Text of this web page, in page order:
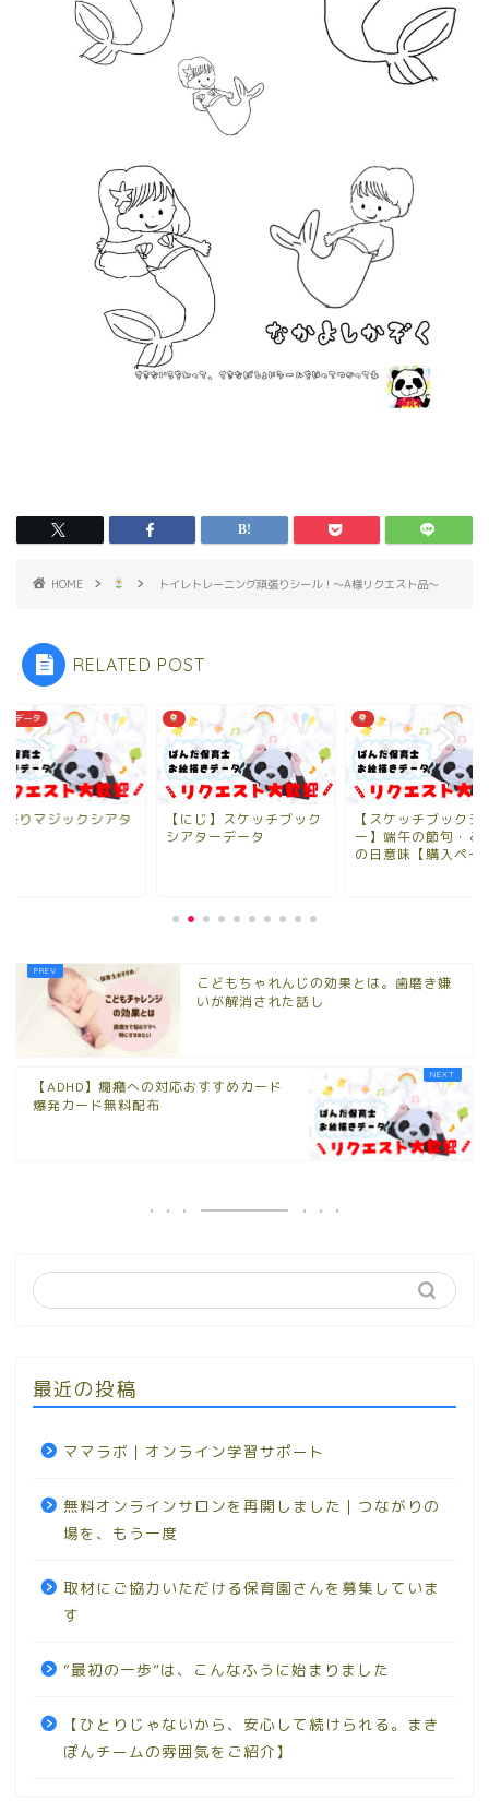
HOME トイレトレーニング頑張りシール！～A様リクエスト品～
RELATED POST
トデータ
祭りマジックシアタ
【にじ】スケッチブック
シアターデータ
【スケッチブックシ
ー】端午の節句・こ
の日意味【購入ペー
こどもちゃれんじの効果とは。歯磨き嫌
いが解消された話し
【ADHD】癇癪への対応おすすめカード
爆発カード無料配布
最近の投稿
ママラボ｜オンライン学習サポート
無料オンラインサロンを再開しました｜つながりの
場を、もう一度
取材にご協力いただける保育園さんを募集していま
す
“最初の一歩”は、こんなふうに始まりました
【ひとりじゃないから、安心して続けられる。まき
ぽんチームの雰囲気をご紹介】